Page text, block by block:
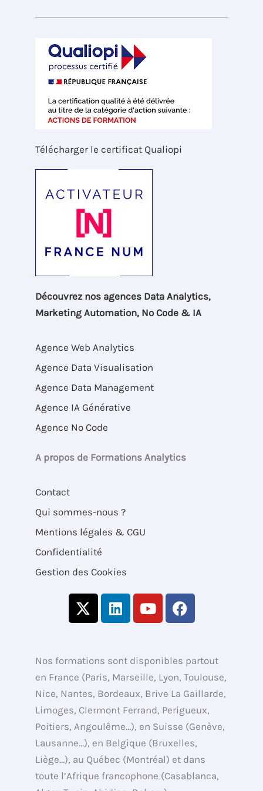
Télécharger le certificat Qualiopi
Découvrez nos agences Data Analytics,
Marketing Automation, No Code & IA
Agence Web Analytics
Agence Data Visualisation
Agence Data Management
Agence IA Générative
Agence No Code
A propos de Formations Analytics
Contact
Qui sommes-nous ?
Mentions légales & CGU
Confidentialité
Gestion des Cookies
X
-
i
t
t
e
r
L
i
e
d
i
n
Y
o
u
b
e
F
a
b
o
o
k
Nos formations sont disponibles partout
en France (Paris, Marseille, Lyon, Toulouse,
Nice, Nantes, Bordeaux, Brive La Gaillarde,
Limoges, Clermont Ferrand, Perigueux,
Poitiers, Angoulême…), en Suisse (Genève,
Lausanne…), en Belgique (Bruxelles,
Liège…), au Québec (Montréal) et dans
toute l’Afrique francophone (Casablanca,